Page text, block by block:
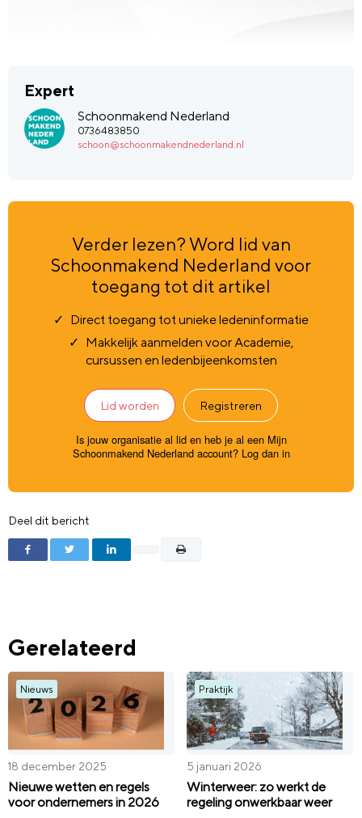
Expert
Schoonmakend Nederland
0736483850
schoon@schoonmakendnederland.nl
Verder lezen? Word lid van
Schoonmakend Nederland voor
toegang tot dit artikel
Direct toegang tot unieke ledeninformatie
Makkelijk aanmelden voor Academie,
cursussen en ledenbijeenkomsten
Lid worden Registreren
Is jouw organisatie al lid en heb je al een Mijn
Schoonmakend Nederland account? Log dan in
Deel dit bericht
Gerelateerd
Nieuws
18 december 2025
Nieuwe wetten en regels
voor ondernemers in 2026
Praktijk
5 januari 2026
Winterweer: zo werkt de
regeling onwerkbaar weer